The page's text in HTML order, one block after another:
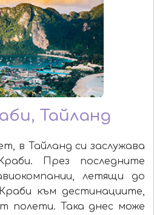
Тайланд
в Тайланд си заслужава
През последните
летящи до
към дестинациите,
полети. Така днес може